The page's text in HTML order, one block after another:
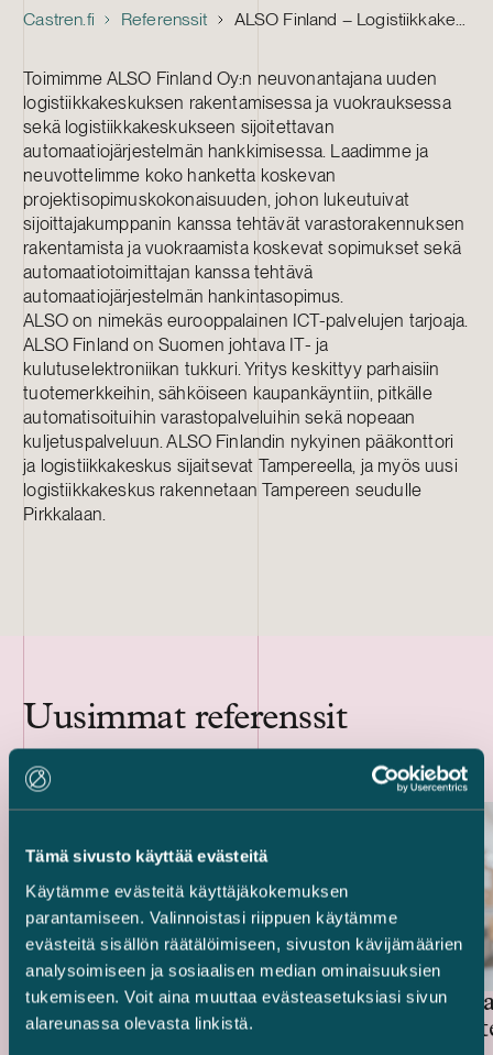
Tämä sivusto käyttää evästeitä
Käytämme evästeitä käyttäjäkokemuksen
parantamiseen. Valinnoistasi riippuen käytämme
evästeitä sisällön räätälöimiseen, sivuston kävijämäärien
analysoimiseen ja sosiaalisen median ominaisuuksien
tukemiseen. Voit aina muuttaa evästeasetuksiasi sivun
alareunassa olevasta linkistä.
Castren.fi Referenssit ALSO Finland – Logistiikkakeskuksen rakentaminen
Toimimme ALSO Finland Oy:n neuvonantajana uuden
logistiikkakeskuksen rakentamisessa ja vuokrauksessa
sekä logistiikkakeskukseen sijoitettavan
automaatiojärjestelmän hankkimisessa. Laadimme ja
neuvottelimme koko hanketta koskevan
projektisopimuskokonaisuuden, johon lukeutuivat
sijoittajakumppanin kanssa tehtävät varastorakennuksen
rakentamista ja vuokraamista koskevat sopimukset sekä
automaatiotoimittajan kanssa tehtävä
automaatiojärjestelmän hankintasopimus.
ALSO on nimekäs eurooppalainen ICT-palvelujen tarjoaja.
ALSO Finland on Suomen johtava IT- ja
kulutuselektroniikan tukkuri. Yritys keskittyy parhaisiin
tuotemerkkeihin, sähköiseen kaupankäyntiin, pitkälle
automatisoituihin varastopalveluihin sekä nopeaan
kuljetuspalveluun. ALSO Finlandin nykyinen pääkonttori
ja logistiikkakeskus sijaitsevat Tampereella, ja myös uusi
logistiikkakeskus rakennetaan Tampereen seudulle
Pirkkalaan.
Uusimmat referenssit
Mandatumin hallinnoima
erikoissijoitusrahasto – PMK-
United